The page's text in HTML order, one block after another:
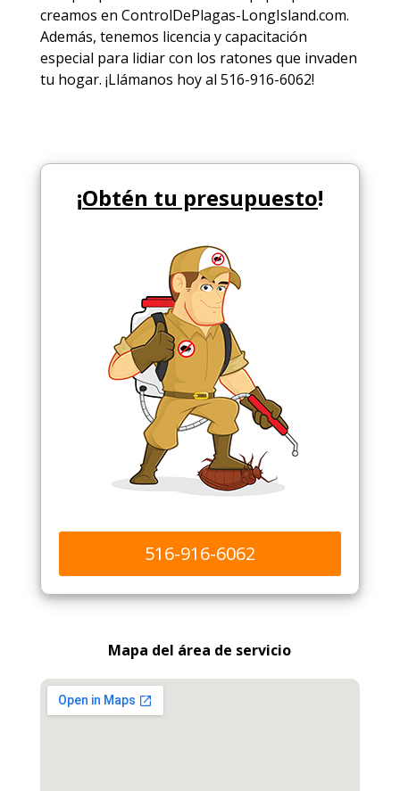
creamos en ControlDePlagas-LongIsland.com.
Además, tenemos licencia y capacitación
especial para lidiar con los ratones que invaden
tu hogar. ¡Llámanos hoy al 516-916-6062!
¡Obtén tu presupuesto!
516-916-6062
Mapa del área de servicio